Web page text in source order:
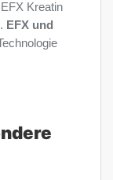
Kreatin
EFX und